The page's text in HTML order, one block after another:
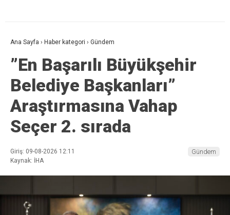
Ana Sayfa › Haber kategori › Gündem
”En Başarılı Büyükşehir
Belediye Başkanları”
Araştırmasına Vahap
Seçer 2. sırada
Giriş: 09-08-2026 12:11
Kaynak: İHA
Gündem